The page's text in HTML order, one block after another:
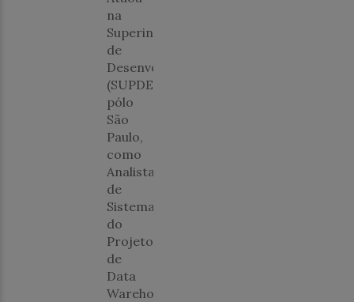
na
Superintendência
de
Desenvolvimento
(SUPDE),
pólo
São
Paulo,
como
Analista
de
Sistemas
do
Projeto
de
Data
Warehouse